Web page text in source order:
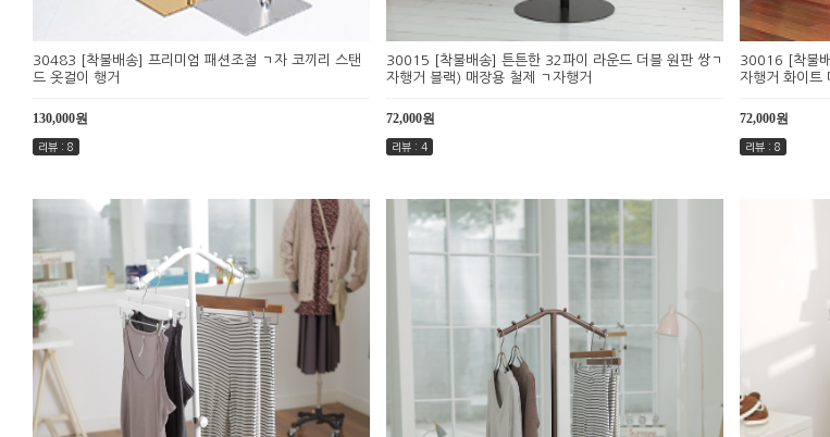
30483 [착불배송] 프리미엄 패션조절 ㄱ자 코끼리 스탠
드 옷걸이 행거
130,000원
리뷰 : 8
30015 [착불배송] 튼튼한 32파이 라운드 더블 원판 쌍ㄱ
자행거 블랙) 매장용 철제 ㄱ자행거
72,000원
리뷰 : 4
30016 [착불
자행거 화이트
72,000원
리뷰 : 8